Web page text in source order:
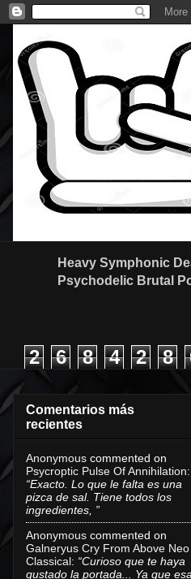
Heavy Symphonic
Psychodelic Brutal
2 6 8 4 2 8
Comentarios más
recientes
Anonymous commented on
Psycroptic Pulse Of Annihilation:
“Exacto. Lo que le falta es una
pizca de sal. Tiene todos los
ingredientes, ”
Anonymous commented on
Galneryus Cry From Above Neo
Classical: “Curioso que te haya
gustado la portada... Ya que esa